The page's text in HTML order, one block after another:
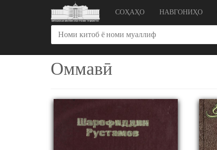
СОҲАҲО НАВГОНИҲО
Оммавӣ